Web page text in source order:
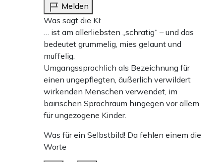
Melden
Was sagt die KI:
… ist am allerliebsten „schratig“ – und das
bedeutet grummelig, mies gelaunt und
muffelig.
Umgangssprachlich als Bezeichnung für
einen ungepflegten, äußerlich verwildert
wirkenden Menschen verwendet, im
bairischen Sprachraum hingegen vor allem
für ungezogene Kinder.
Was für ein Selbstbild! Da fehlen einem die
Worte